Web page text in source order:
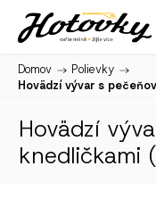
Domov / Polievky /
Hovädzí vývar s
Hovädzí
knedličkami